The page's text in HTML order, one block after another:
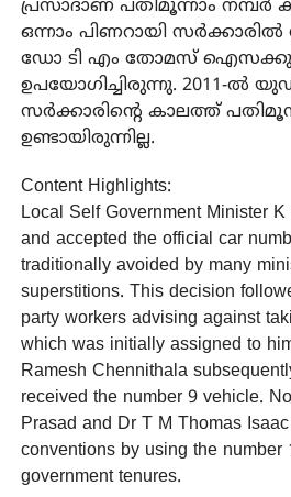
പ്രസാദാണ് പതിമൂന്നാം നമ്പര്‍
ഒന്നാം പിണറായി സര്‍ക്കാരില്‍
ഡോ ടി എം തോമസ്
ഉപയോഗിച്ചിരുന്നു. 2011-ല്‍
സര്‍ക്കാരിന്റെ കാലത്ത്
ഉണ്ടായിരുന്നില്ല.
Content Highlights:
Local Self Government Minister
and accepted the official car
traditionally avoided by many
superstitions. This decision
party workers advising against
which was initially assigned to
Ramesh Chennithala
received the number 9 vehicle.
Prasad and Dr T M Thomas
conventions by using the number
government tenures.